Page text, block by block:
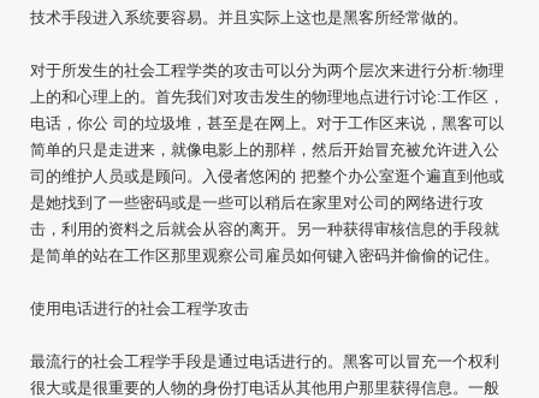
技术手段进入系统要容易。并且实际上这也是黑客所经常做的。
对于所发生的社会工程学类的攻击可以分为两个层次来进行分析:物理
上的和心理上的。首先我们对攻击发生的物理地点进行讨论:工作区，
电话，你公 司的垃圾堆，甚至是在网上。对于工作区来说，黑客可以
简单的只是走进来，就像电影上的那样，然后开始冒充被允许进入公
司的维护人员或是顾问。入侵者悠闲的 把整个办公室逛个遍直到他或
是她找到了一些密码或是一些可以稍后在家里对公司的网络进行攻
击，利用的资料之后就会从容的离开。另一种获得审核信息的手段就
是简单的站在工作区那里观察公司雇员如何键入密码并偷偷的记住。
使用电话进行的社会工程学攻击
最流行的社会工程学手段是通过电话进行的。黑客可以冒充一个权利
很大或是很重要的人物的身份打电话从其他用户那里获得信息。一般